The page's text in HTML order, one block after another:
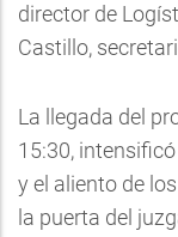
director de
Castillo,
La llegada del
15:30,
y el aliento de
la puerta del